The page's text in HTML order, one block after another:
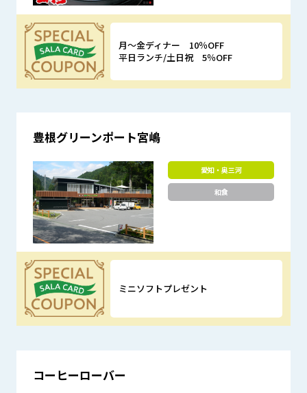
優待特典
月～金ディナー 10％OFF
平日ランチ/土日祝 5％OFF
豊根グリーンポート宮嶋
愛知・奥三河
和食
優待特典
ミニソフトプレゼント
コーヒーローバー